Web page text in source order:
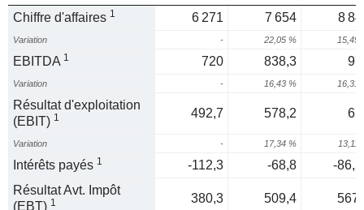
Chiffre d'affaires 1 6 271 7 654 8
Variation - 22,05 % 15,49
EBITDA 1 720 838,3
Variation - 16,43 % 16,31
Résultat d'exploitation
(EBIT) 1 492,7 578,2
Variation - 17,34 % 13,11
Intérêts payés 1 -112,3 -68,8
-
Résultat Avt. Impôt
(EBT) 1 380,3 509,4